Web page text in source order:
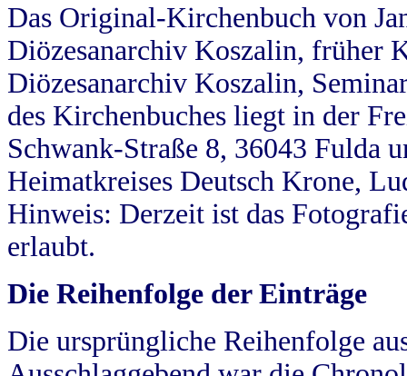
Das Original-Kirchenbuch von
Diözesanarchiv Koszalin, früher
Diözesanarchiv Koszalin,
des Kirchenbuches liegt in der
Schwank-Straße 8, 36043 Fulda
Heimatkreises Deutsch Krone,
Hinweis: Derzeit ist das
erlaubt.
Die Reihenfolge der Einträge
Die ursprüngliche Reihenfolge